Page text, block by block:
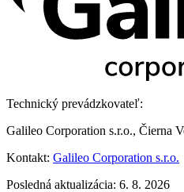
Technický prevádzkovateľ:
Galileo Corporation s.r.o., Čierna
Kontakt: Galileo Corporation s.r.o.
Posledná aktualizácia: 6. 8. 2026